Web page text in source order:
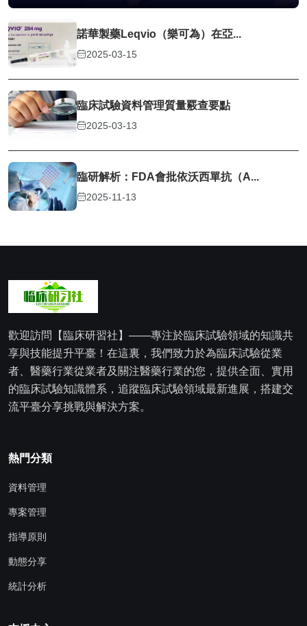
諾華製藥Leqvio（樂可為）在亞...
2025-03-15
臨床試驗資料管理質量覈查要點
2025-03-13
臨研解析：FDA會批依沃西單抗（A...
2025-11-13
歡迎訪問【臨床研習社】——專注於臨床試驗領域的知識共
享與技能提升平臺！在這裏，我們致力於為臨床試驗從業
者、醫藥行業從業者及關注醫藥行業的您，提供全面、實用
的臨床試驗知識體系，追蹤臨床試驗領域最新進展，搭建交
流平臺分享挑戰與解決方案。
熱門分類
資料管理
專案管理
指導原則
動態分享
統計分析